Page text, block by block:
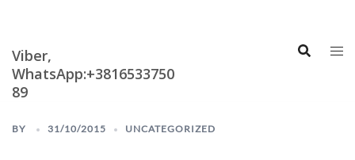
content
Viber,
WhatsApp:+3816533750
89
BY 31/10/2015 UNCATEGORIZED